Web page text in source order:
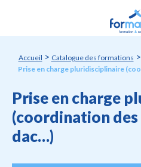
Accueil > Catalogue des formations >
Prise en charge pluridisciplinaire
Prise en charge
(coordination
dac…)